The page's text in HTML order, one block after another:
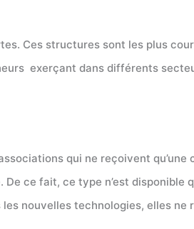
Ces structures sont les plus
exerçant dans différents
qui ne reçoivent
ce fait, ce type n’est disponible
nouvelles technologies, elles